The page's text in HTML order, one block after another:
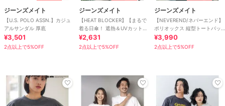
ジーンズメイト
【U.S. POLO ASSN.】カジュ
アルサンダル 厚底
¥3,501
2点以上で5%OFF
ジーンズメイト
【HEAT BLOCKER】【まるで
着る日傘！ 遮熱＆UVカット】
コットンライク キーネックT
¥2,631
2点以上で5%OFF
ジーンズメイト
【NEVEREND/ネバーエンド】
ポリオックス 縦型トートバッ
グ
¥3,990
2点以上で5%OFF